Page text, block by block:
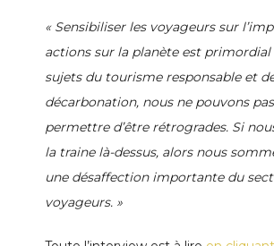
« Sensibiliser les voyageurs sur
actions sur la planète est primordial
sujets du tourisme responsable et
décarbonation, nous ne pouvons
permettre d’être rétrogrades. Si
la traine là-dessus, alors nous
une désaffection importante du
voyageurs. »